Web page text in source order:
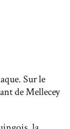
Sur le
de Mellecey